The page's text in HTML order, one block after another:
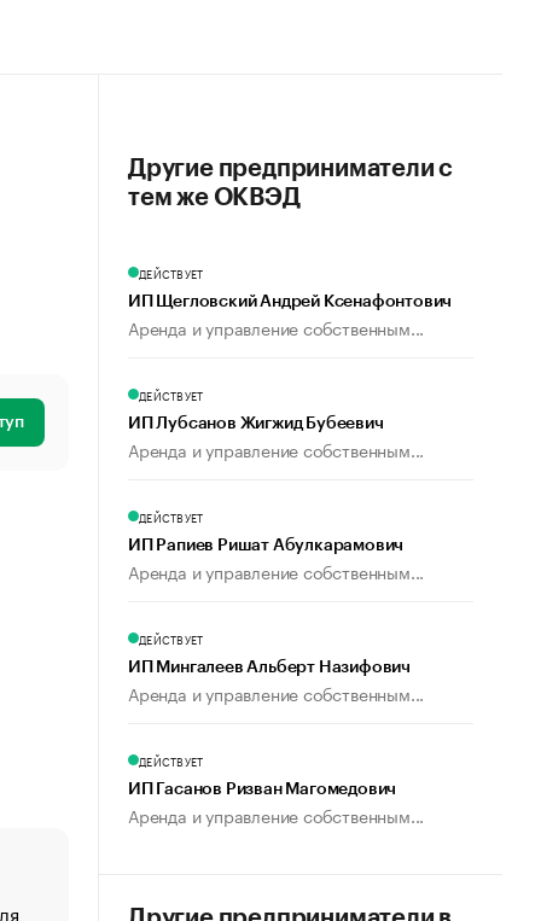
«От спорта тело стареет иначе». Как живет глава
Другие предприниматели с
тем же ОКВЭД
ДЕЙСТВУЕТ
ИП Щегловский Андрей Ксенафонтович
Аренда и управление собственным...
ДЕЙСТВУЕТ
ИП Лубсанов Жигжид Бубеевич
Аренда и управление собственным...
ДЕЙСТВУЕТ
ИП Рапиев Ришат Абулкарамович
Аренда и управление собственным...
ДЕЙСТВУЕТ
ИП Мингалеев Альберт Назифович
Аренда и управление собственным...
ДЕЙСТВУЕТ
ИП Гасанов Ризван Магомедович
Аренда и управление собственным...